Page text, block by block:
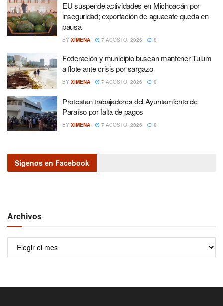
EU suspende actividades en Michoacán por
inseguridad; exportación de aguacate queda en
pausa
BY XIMENA 7 AGOSTO, 2026 0
Federación y municipio buscan mantener Tulum
a flote ante crisis por sargazo
BY XIMENA 7 AGOSTO, 2026 0
Protestan trabajadores del Ayuntamiento de
Paraíso por falta de pagos
BY XIMENA 7 AGOSTO, 2026 0
Sígenos en Facebook
Archivos
Archivos